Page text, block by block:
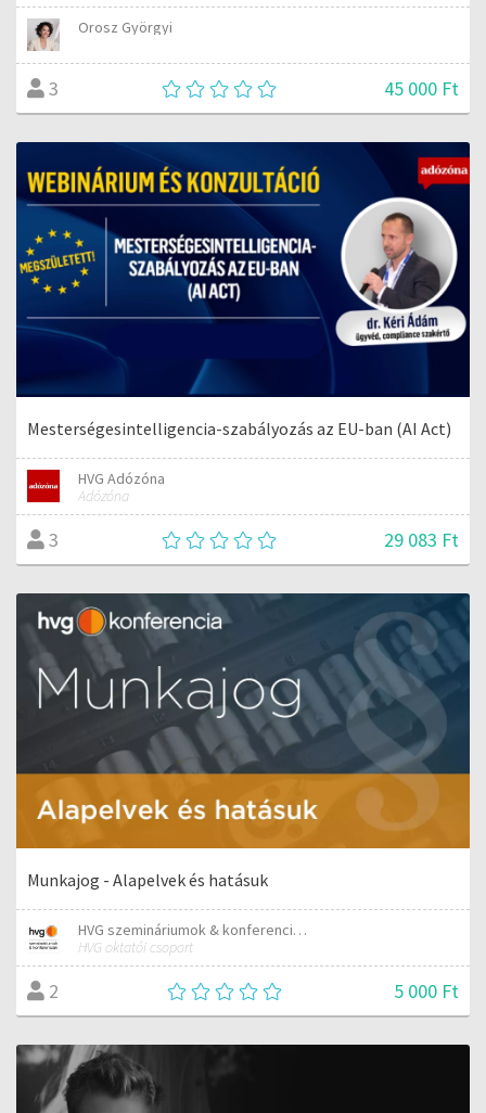
Orosz Györgyi
3 45 000 Ft
Mesterségesintelligencia-szabályozás az EU-ban (AI Act)
HVG Adózóna
Adózóna
3 29 083 Ft
Munkajog - Alapelvek és hatásuk
HVG szemináriumok & konferenciák
HVG oktatói csoport
2 5 000 Ft